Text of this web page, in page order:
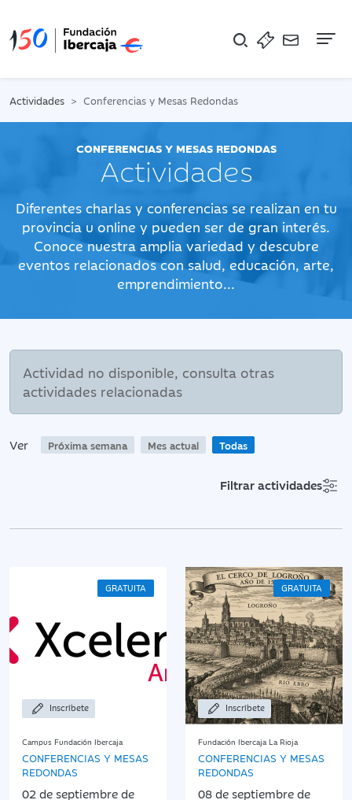
Actividades Conferencias y Mesas Redondas
CONFERENCIAS Y MESAS REDONDAS
Actividades
Diferentes charlas y conferencias se realizan en tu
provincia u online y pueden ser de gran interés.
Conoce nuestra amplia variedad y descubre
eventos relacionados con salud, educación, arte,
emprendimiento...
Actividad no disponible, consulta otras
actividades relacionadas
Ver Próxima semana Mes actual Todas
Filtrar actividades
GRATUITA
Inscríbete
Campus Fundación Ibercaja
CONFERENCIAS Y MESAS
REDONDAS
02 de septiembre de
GRATUITA
Inscríbete
Fundación Ibercaja La Rioja
CONFERENCIAS Y MESAS
REDONDAS
08 de septiembre de